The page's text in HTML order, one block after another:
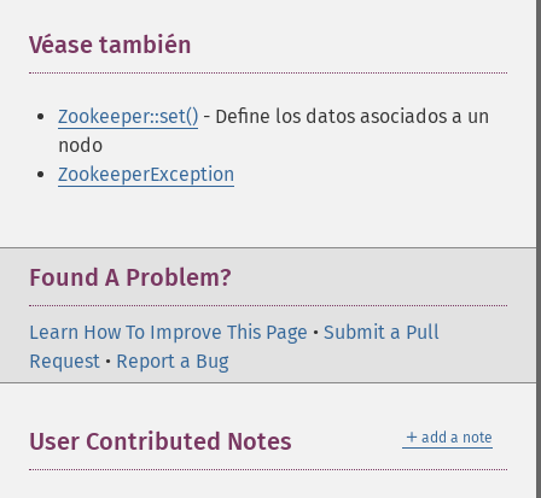
Véase también
Zookeeper::set() - Define los datos asociados a un
nodo
ZookeeperException
Found A Problem?
Learn How To Improve This Page • Submit a Pull
Request • Report a Bug
＋ add a note
User Contributed Notes